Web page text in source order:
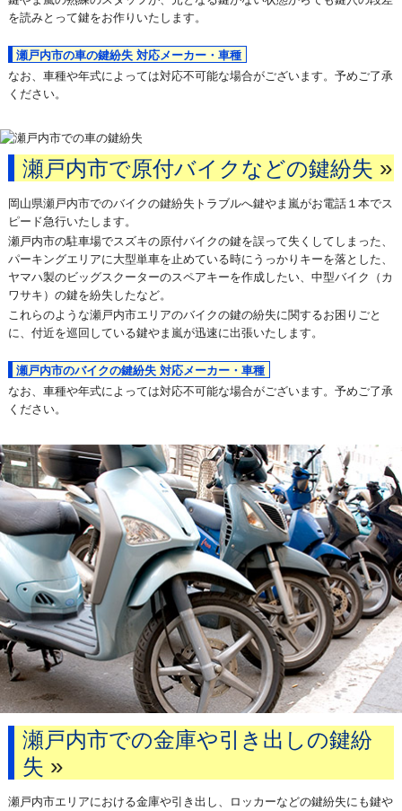
を読みとって鍵をお作りいたします。
瀬戸内市の車の鍵紛失 対応メーカー・車種
なお、車種や年式によっては対応不可能な場合がございます。予めご了承
ください。
瀬戸内市で原付バイクなどの鍵紛失 »
岡山県瀬戸内市でのバイクの鍵紛失トラブルへ鍵やま嵐がお電話１本でス
ピード急行いたします。
瀬戸内市の駐車場でスズキの原付バイクの鍵を誤って失くしてしまった、
パーキングエリアに大型単車を止めている時にうっかりキーを落とした、
ヤマハ製のビッグスクーターのスペアキーを作成したい、中型バイク（カ
ワサキ）の鍵を紛失したなど。
これらのような瀬戸内市エリアのバイクの鍵の紛失に関するお困りごと
に、付近を巡回している鍵やま嵐が迅速に出張いたします。
瀬戸内市のバイクの鍵紛失 対応メーカー・車種
なお、車種や年式によっては対応不可能な場合がございます。予めご了承
ください。
瀬戸内市での金庫や引き出しの鍵紛
失 »
瀬戸内市エリアにおける金庫や引き出し、ロッカーなどの鍵紛失にも鍵や